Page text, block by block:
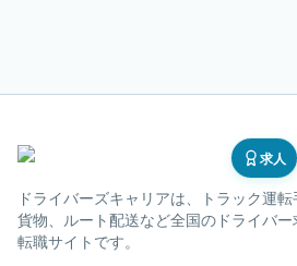
求人
ドライバーズキャリアは、トラック運
貨物、ルート配送など全国のドライバー
転職サイトです。